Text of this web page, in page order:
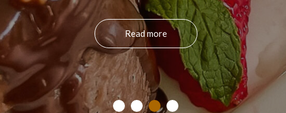
Read more